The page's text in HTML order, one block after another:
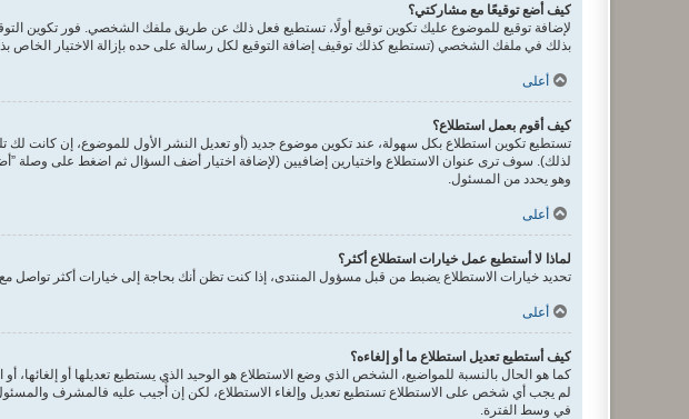
كيف أضع توقيعًا مع مشاركتي؟
لإضافة توقيع للموضوع عليك تكوين توقيع أولًا، تستطيع فعل ذلك عن طريق ملفك الشخصي. فور تكوين
بذلك في ملفك الشخصي (تستطيع كذلك توقيف إضافة التوقيع لكل رسالة على حده بإزالة الاختيار الخاص
أعلى
كيف أقوم بعمل استطلاع؟
تستطيع تكوين استطلاع بكل سهولة، عند تكوين موضوع جديد (أو تعديل النشر الأول للموضوع، إن كانت
لذلك). سوف ترى عنوان الاستطلاع واختيارين إضافيين (لإضافة اختيار أضف السؤال ثم اضغط على وصلة
وهو يحدد من المسئول.
أعلى
لماذا لا أستطيع عمل خيارات استطلاع أكثر؟
تحديد خيارات الاستطلاع يضبط من قبل مسؤول المنتدى، إذا كنت تظن أنك بحاجة إلى خيارات أكثر تواصل
أعلى
كيف أستطيع تعديل استطلاع ما أو إلغاءه؟
كما هو الحال بالنسبة للمواضيع، الشخص الذي وضع الاستطلاع هو الوحيد الذي يستطيع تعديلها أو
لم يجب أي شخص على الاستطلاع تستطيع تعديل وإلغاء الاستطلاع، لكن إن أُجيب عليه فالمشرف والمسئول
في وسط الفترة.